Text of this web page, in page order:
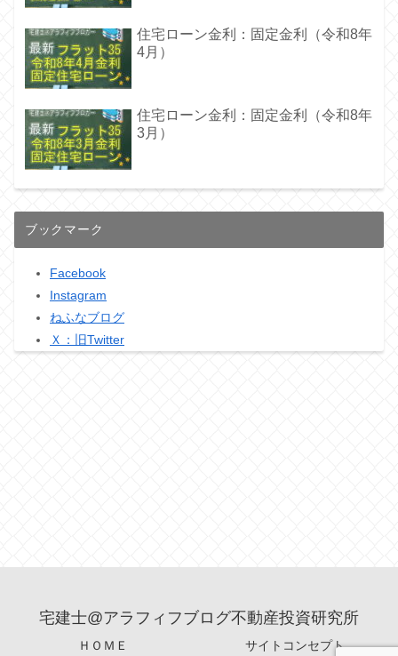
住宅ローン金利：固定金利（令和8年
4月）
住宅ローン金利：固定金利（令和8年
3月）
ブックマーク
Facebook
Instagram
ねふなブログ
Ｘ：旧Twitter
宅建士@アラフィフブログ不動産投資研究所
ＨＯＭＥ サイトコンセプト